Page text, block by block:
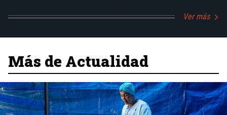
Ver más
Más de Actualidad